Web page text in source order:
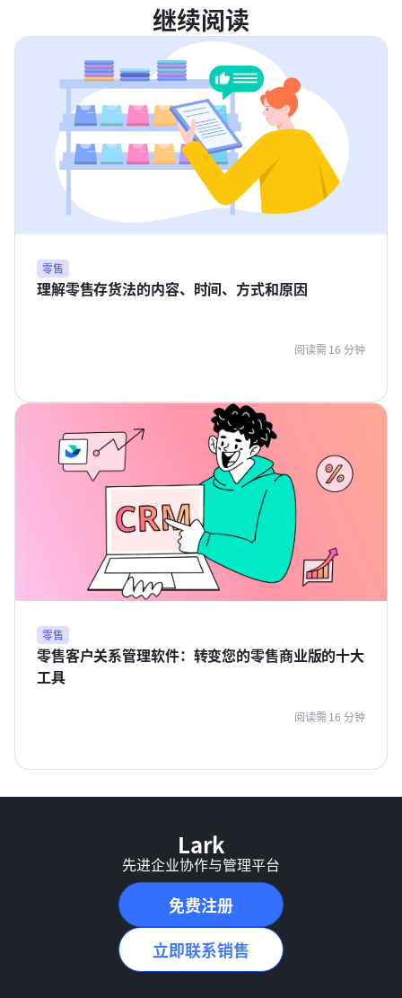
继续阅读
零售
理解零售存货法的内容、时间、方式和原因
阅读需 16 分钟
零售
零售客户关系管理软件：转变您的零售商业版的十大
工具
阅读需 16 分钟
Lark
先进企业协作与管理平台
免费注册
立即联系销售